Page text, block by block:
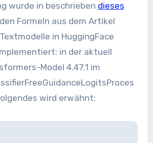
wurde in beschrieben dieses
Formeln aus dem Artikel
in HuggingFace
in der aktuell
Model 4.47.1 im
wird erwähnt: